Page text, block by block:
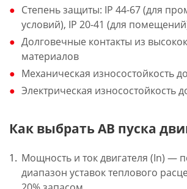
Степень защиты: IP 44-67 (для
условий), IP 20-41 (для
Долговечные контакты из
материалов
Механическая износостойкость
Электрическая износостойкость
Как выбрать АВ пуска
Мощность и ток двигателя (In) —
диапазон уставок теплового